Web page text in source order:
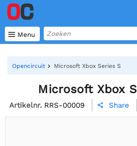
 Menu
Opencircuit Microsoft Xbox Series S
Microsoft Xbox
Artikelnr. RRS-00009  Share